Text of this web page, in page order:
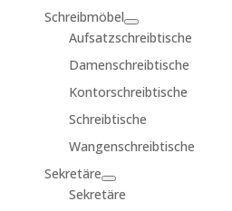
Schreibmöbel
Aufsatzschreibtische
Damenschreibtische
Kontorschreibtische
Schreibtische
Wangenschreibtische
Sekretäre
Sekretäre